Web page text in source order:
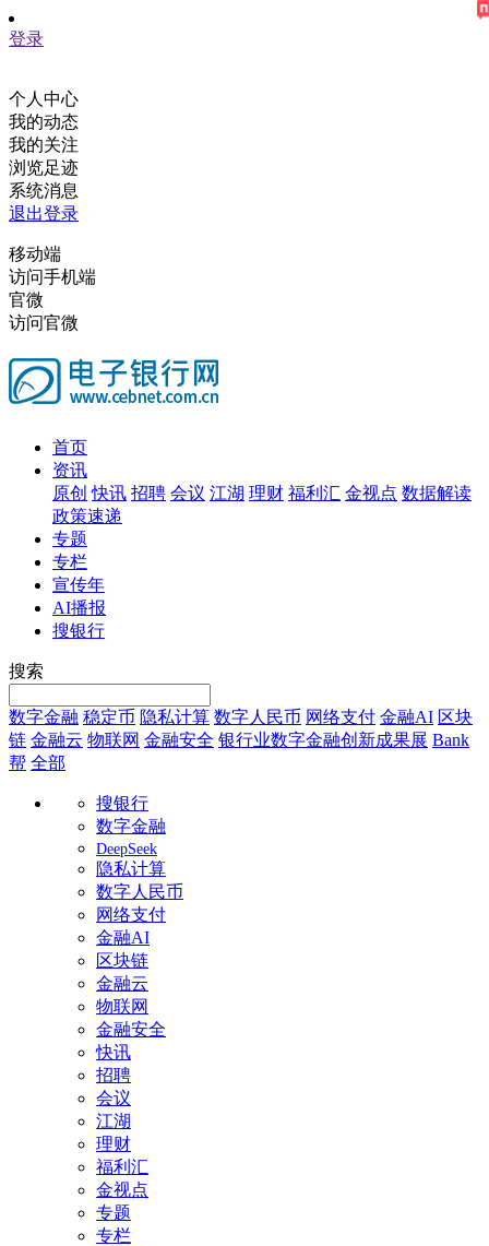
登录
个人中心
我的动态
我的关注
浏览足迹
系统消息
退出登录
移动端
访问手机端
官微
访问官微
首页
资讯
原创 快讯 招聘 会议 江湖 理财 福利汇 金视点 数据解读
政策速递
专题
专栏
宣传年
AI播报
搜银行
搜索
数字金融 稳定币 隐私计算 数字人民币 网络支付 金融AI 区块
链 金融云 物联网 金融安全 银行业数字金融创新成果展 Bank
帮 全部
搜银行
数字金融
DeepSeek
隐私计算
数字人民币
网络支付
金融AI
区块链
金融云
物联网
金融安全
快讯
招聘
会议
江湖
理财
福利汇
金视点
专题
专栏